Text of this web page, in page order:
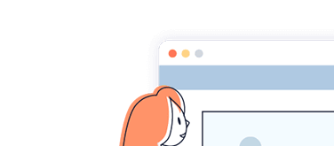
CONTACT
CORRECTEURS LITTÉRAIRES
DICTIONNAIRE DES AUTEURS